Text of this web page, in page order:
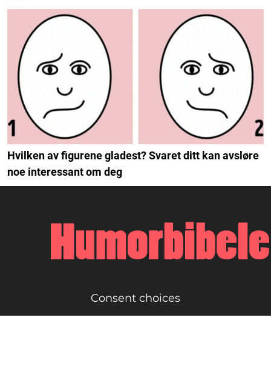
Hvilken av figurene gladest? Svaret ditt kan avsløre
noe interessant om deg
Consent choices